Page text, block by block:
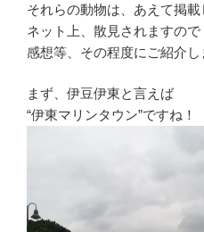
それらの動物は、あえて掲
ネット上、散見されますので
感想等、その程度にご紹介し
まず、伊豆伊東と言えば
“伊東マリンタウン”ですね！